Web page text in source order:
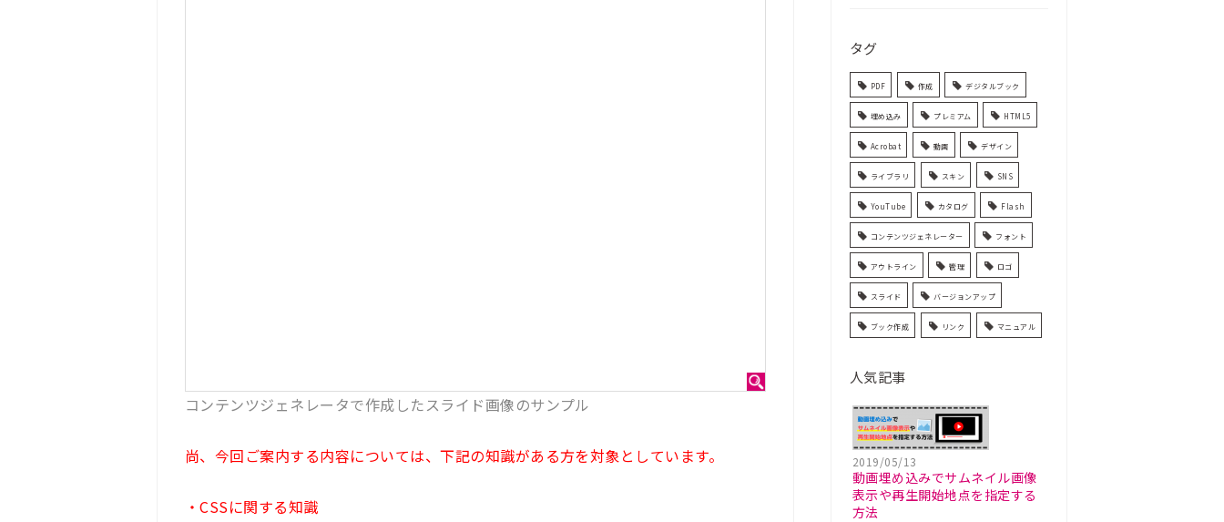
コンテンツジェネレータで作成したスライド画像のサンプル
尚、今回ご案内する内容については、下記の知識がある方を対象としています。
・CSSに関する知識
タグ
PDF 作成 デジタルブック
埋め込み プレミアム HTML5
Acrobat 動画 デザイン
ライブラリ スキン SNS
YouTube カタログ Flash
コンテンツジェネレーター フォント
アウトライン 管理 ロゴ
スライド バージョンアップ
ブック作成 リンク マニュアル
人気記事
2019/05/13
動画埋め込みでサムネイル画像
表示や再生開始地点を指定する
方法